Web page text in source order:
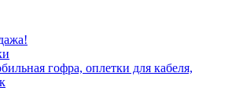
гофра, оплетки для кабеля,